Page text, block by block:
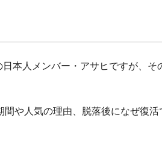
本人メンバー・アサヒですが、そ
や人気の理由、脱落後になぜ復活